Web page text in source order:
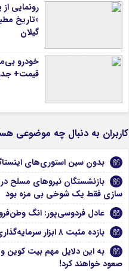
رونمایی
«تاریخ
گیلان
خودرو
قیمت+
کاربران به دنبال چه موضوعی
بدون سین استوری‌های
بازنشستگان نیروهای مسلح
سازی فقط یک شوخی بی‌ مزه بود
عادل فردوسی‌پور: انگ
بازده مثبت ۸ ابزار سرمایه‌گذاری بورس
به این دلایل مهم بیت کوین و
صعود خواهند کرد!